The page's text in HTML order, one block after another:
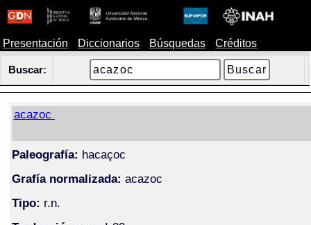
Presentación Diccionarios Búsquedas Créditos
Buscar:
acazoc
Paleografía: hacaçoc
Grafía normalizada: acazoc
Tipo: r.n.